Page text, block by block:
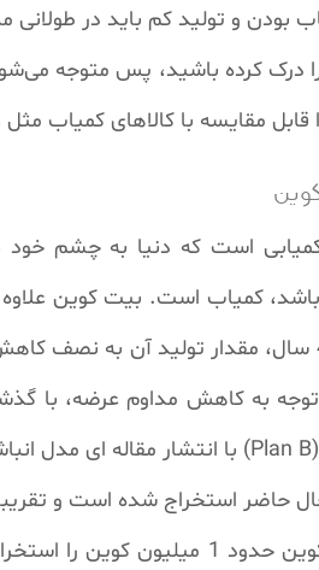
بودن و تولید کم باید در
درک کرده باشید، پس متوجه
مقایسه با کالاهای کمیاب مثل
دلیل رویدادی به نام هاوینگ هر 4 سال،
توجه به کاهش مداوم عرضه، با
ناکاموتو در سال اول اختراع